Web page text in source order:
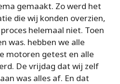
gemaakt. Zo werd het
die wij konden overzien,
helemaal niet. Toen
was. hebben we alle
motoren getest en alle
De vrijdag dat wij zelf
was alles af. En dat